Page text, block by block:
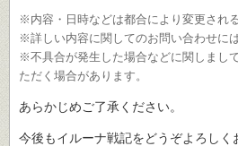
※内容・日時などは都合により変更され
※詳しい内容に関してのお問い合わせに
※不具合が発生した場合などに関しまし
ただく場合があります。
あらかじめご了承ください。
今後もイルーナ戦記をどうぞよろしく